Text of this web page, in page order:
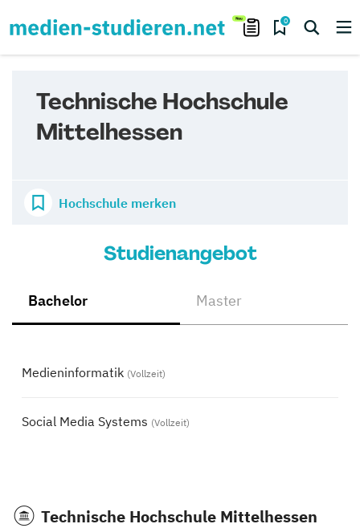
0
Technische Hochschule
Mittelhessen
Hochschule merken
Studienangebot
Bachelor Master
Medieninformatik (Vollzeit)
Social Media Systems (Vollzeit)
Technische Hochschule Mittelhessen